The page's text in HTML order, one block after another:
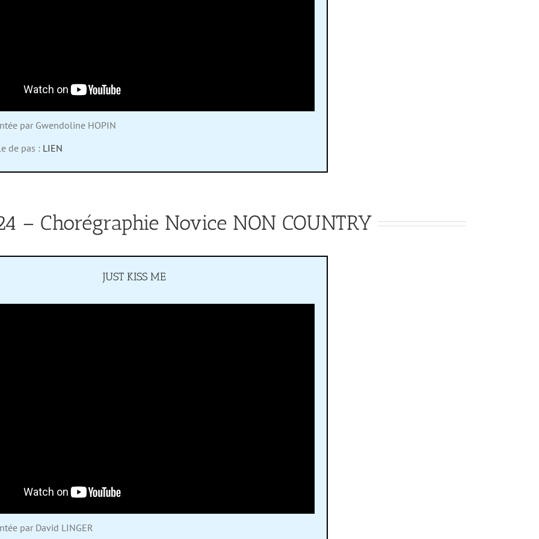
par Gwendoline HOPIN
de pas : LIEN
– Chorégraphie Novice NON COUNTRY
JUST KISS ME
par David LINGER